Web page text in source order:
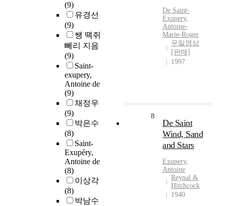
(9)
유경선
(9)
쌩 떽쥐
뻬리 지음
(9)
Saint-
exupery,
Antoine de
(9)
채정우
(9)
박은수
(8)
Saint-
Exupéry,
Antoine de
(8)
이상각
(8)
박남수
De Saint-
Exupery,
Antoine-
Marie-Roger
우일영상
[판매]
1997
8
De Saint
Wind, Sand
and Stars
Exupery,
Antoine
Reynal &
Hitchcock
1940